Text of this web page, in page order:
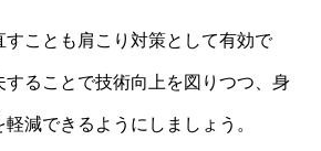
すことも肩こり対策として有効で
することで技術向上を図りつつ、身
減できるようにしましょう。